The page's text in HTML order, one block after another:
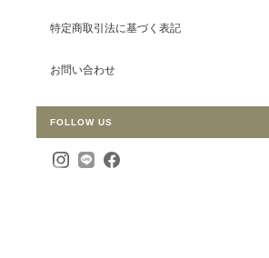
特定商取引法に基づく表記
お問い合わせ
FOLLOW US